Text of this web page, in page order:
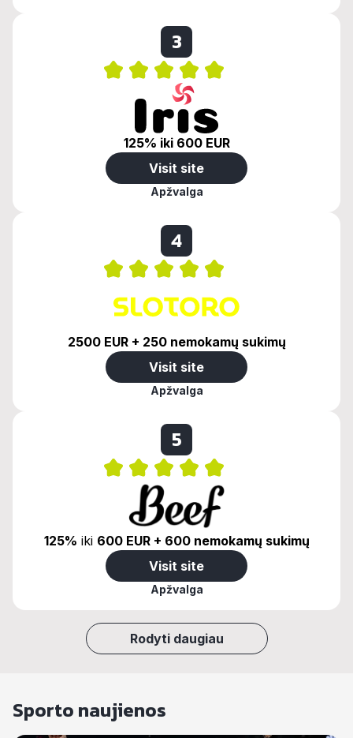
3
125% iki 600 EUR
Visit site
Apžvalga
4
2500 EUR + 250 nemokamų sukimų
Visit site
Apžvalga
5
125% iki 600 EUR + 600 nemokamų sukimų
Visit site
Apžvalga
Rodyti daugiau
Sporto naujienos